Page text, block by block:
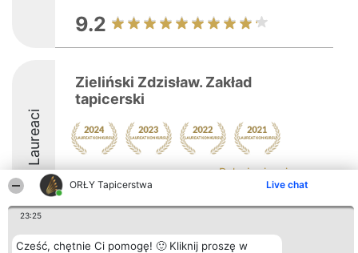
ORŁY Tapicerstwa Live chat
23:25
Cześć, chętnie Ci pomogę! 🙂 Kliknij proszę w
9.2
Laureaci
Zieliński Zdzisław. Zakład
tapicerski
Pokaż więcej >>